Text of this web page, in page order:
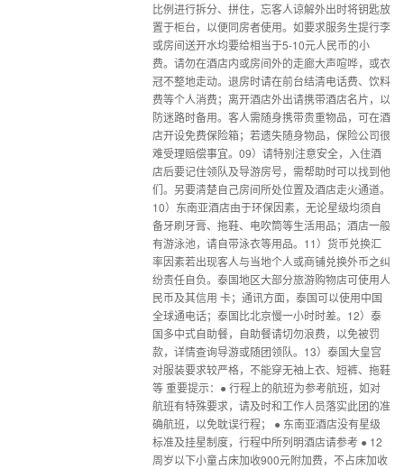
比例进行拆分、拼住，忘客人谅解外出时将钥匙放
置于柜台，以便同房者使用。如要求服务生提行李
或房间送开水均要给相当于5-10元人民币的小
费。请勿在酒店内或房间外的走廊大声喧哗，或衣
冠不整地走动。退房时请在前台结清电话费、饮料
费等个人消费；离开酒店外出请携带酒店名片，以
防迷路时备用。客人需随身携带贵重物品，可在酒
店开设免费保险箱；若遗失随身物品，保险公司很
难受理赔偿事宜。09）请特别注意安全，入住酒
店后要记住领队及导游房号，需帮助时可以找到他
们。另要清楚自己房间所处位置及酒店走火通道。
10）东南亚酒店由于环保因素，无论星级均须自
备牙刷牙膏、拖鞋、电吹筒等生活用品；酒店一般
有游泳池，请自带泳衣等用品。11）货币兑换汇
率因素若出现客人与当地个人或商铺兑换外币之纠
纷责任自负。泰国地区大部分旅游购物店可使用人
民币及其信用 卡；通讯方面，泰国可以使用中国
全球通电话；泰国比北京慢一小时时差。12）泰
国多中式自助餐，自助餐请切勿浪费，以免被罚
款，详情查询导游或随团领队。13）泰国大皇宫
对服装要求较严格，不能穿无袖上衣、短裤、拖鞋
等 重要提示：● 行程上的航班为参考航班，如对
航班有特殊要求，请及时和工作人员落实此团的准
确航班，以免耽误行程； ● 东南亚酒店没有星级
标准及挂星制度，行程中所列明酒店请参考 ● 12
周岁以下小童占床加收900元附加费，不占床加收